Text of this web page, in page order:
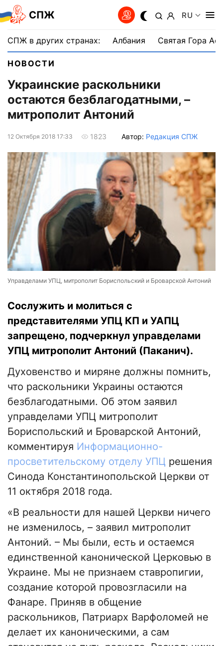
СПЖ RU
СПЖ в других странах: Албания Святая Гора
НОВОСТИ
Украинские раскольники
остаются безблагодатными, –
митрополит Антоний
12 Октября 2018 17:33 1823 Автор: Редакция СПЖ
Управделами УПЦ, митрополит Бориспольский и Броварской Антоний
Сослужить и молиться с
представителями УПЦ КП и УАПЦ
запрещено, подчеркнул управделами
УПЦ митрополит Антоний (Паканич).
Духовенство и миряне должны помнить,
что раскольники Украины остаются
безблагодатными. Об этом заявил
управделами УПЦ митрополит
Бориспольский и Броварской Антоний,
комментируя Информационно-
просветительскому отделу УПЦ решения
Синода Константинопольской Церкви от
11 октября 2018 года.
«В реальности для нашей Церкви ничего
не изменилось, – заявил митрополит
Антоний. – Мы были, есть и остаемся
единственной канонической Церковью в
Украине. Мы не признаем ставропигии,
создание которой провозгласили на
Фанаре. Приняв в общение
раскольников, Патриарх Варфоломей не
делает их каноническими, а сам